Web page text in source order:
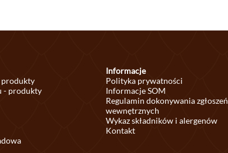
produkty
- produkty
Informacje
Polityka prywatności
Informacje SOM
Regulamin dokonywania zgłoszeń
wewnętrznych
Wykaz składników i alergenów
Kontakt